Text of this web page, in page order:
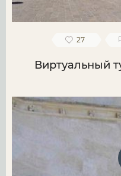
27
Виртуальный